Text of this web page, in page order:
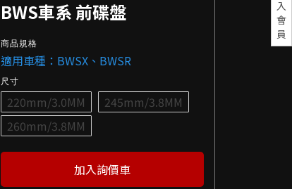
入
會
員
BWS車系 前碟盤
商品規格
適用車種：BWSX、BWSR
尺寸
220mm/3.0MM
245mm/3.8MM
260mm/3.8MM